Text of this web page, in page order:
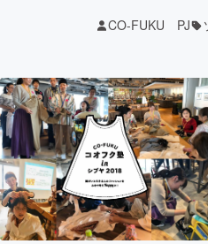
テクノロジー・ガジ
映像・映画
ビジネス・起業
CO-FUKU PJ